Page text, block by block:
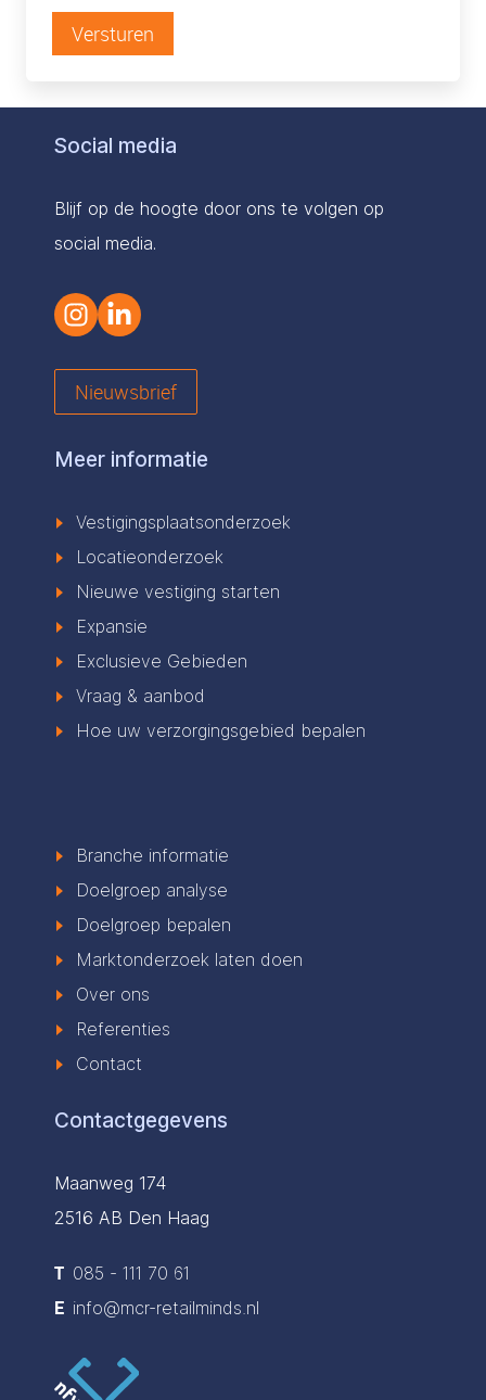
Versturen
Social media
Blijf op de hoogte door ons te volgen op
social media.
Nieuwsbrief
Meer informatie
Vestigingsplaatsonderzoek
Locatieonderzoek
Nieuwe vestiging starten
Expansie
Exclusieve Gebieden
Vraag & aanbod
Hoe uw verzorgingsgebied bepalen
Branche informatie
Doelgroep analyse
Doelgroep bepalen
Marktonderzoek laten doen
Over ons
Referenties
Contact
Contactgegevens
Maanweg 174
2516 AB Den Haag
T 085 - 111 70 61
E info@mcr-retailminds.nl